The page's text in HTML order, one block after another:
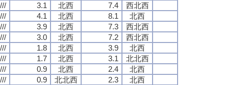
/// 3.1 北西 7.4
西北西
/// 4.1 北西 8.1
北西
/// 3.9 北西 7.3
西北西
/// 3.0 北西 7.2
西北西
/// 1.8 北西 3.9
北西
/// 1.7 北西 3.1
北北西
/// 0.9 北西 2.4
北西
/// 0.9 北北西 2.3
北西